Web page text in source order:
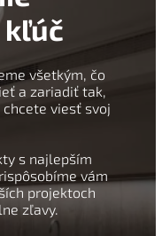
všetkým, čo
a zariadiť tak,
viesť svoj
s najlepším
vám
projektoch
zľavy.